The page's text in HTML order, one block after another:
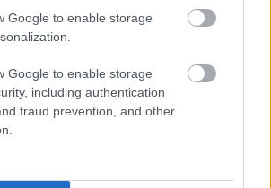
Google to enable storage
Google to enable storage
including authentication
fraud prevention, and other